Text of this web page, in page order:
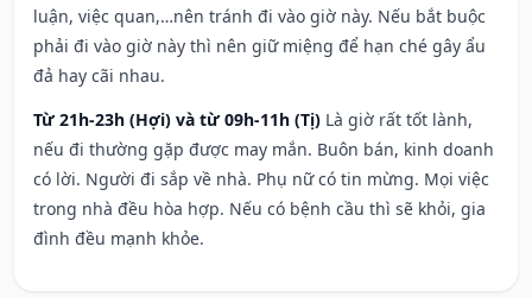
luận, việc quan,…nên tránh đi vào giờ này. Nếu bắt buộc
phải đi vào giờ này thì nên giữ miệng để hạn ché gây ẩu
đả hay cãi nhau.
Từ 21h-23h (Hợi) và từ 09h-11h (Tị) Là giờ rất tốt lành,
nếu đi thường gặp được may mắn. Buôn bán, kinh doanh
có lời. Người đi sắp về nhà. Phụ nữ có tin mừng. Mọi việc
trong nhà đều hòa hợp. Nếu có bệnh cầu thì sẽ khỏi, gia
đình đều mạnh khỏe.